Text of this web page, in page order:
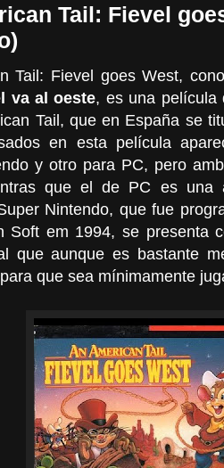
Tail: Fievel
Tail: Fievel goes West,
va al oeste, es una película
Tail, que en España se
en esta película
y otro para PC, pero
que el de PC es una
Nintendo, que fue
Soft em 1994, se presenta
que aunque es bastante
que sea mínimamente